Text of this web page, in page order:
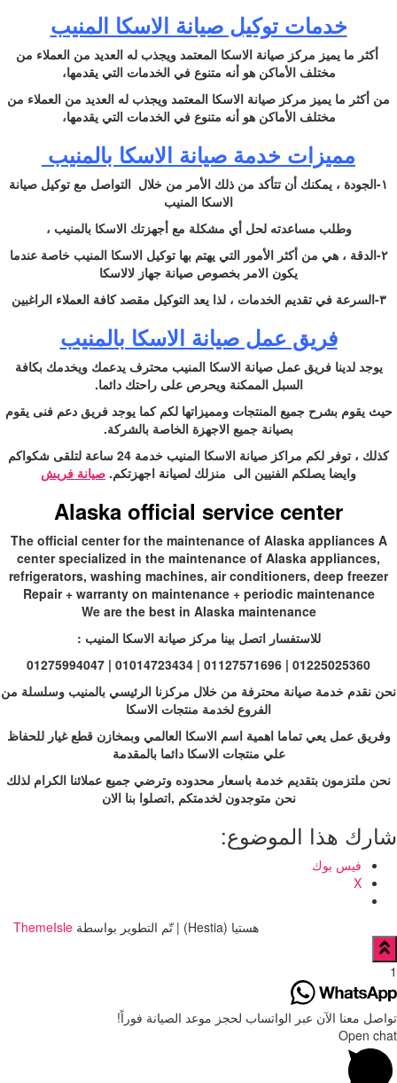
خدمات توكيل صيانة الاسكا المنيب
أكثر ما يميز مركز صيانة الاسكا المعتمد ويجذب له العديد من العملاء من
مختلف الأماكن هو أنه متنوع في الخدمات التي يقدمها،
من أكثر ما يميز مركز صيانة الاسكا المعتمد ويجذب له العديد من العملاء من
مختلف الأماكن هو أنه متنوع في الخدمات التي يقدمها،
مميزات خدمة صيانة الاسكا بالمنيب
١-الجودة ، يمكنك أن تتأكد من ذلك الأمر من خلال التواصل مع توكيل صيانة
الاسكا المنيب
وطلب مساعدته لحل أي مشكلة مع أجهزتك الاسكا بالمنيب ،
٢-الدقة ، هي من أكثر الأمور التي يهتم بها توكيل الاسكا المنيب خاصة عندما
يكون الامر بخصوص صيانة جهاز لالاسكا
٣-السرعة في تقديم الخدمات ، لذا يعد التوكيل مقصد كافة العملاء الراغبين
فريق عمل صيانة الاسكا بالمنيب
يوجد لدينا فريق عمل صيانة الاسكا المنيب محترف يدعمك ويخدمك بكافة
السبل الممكنة ويحرص على راحتك دائما.
حيث يقوم بشرح جميع المنتجات ومميزاتها لكم كما يوجد فريق دعم فنى يقوم
بصيانة جميع الاجهزة الخاصة بالشركة.
كذلك ، توفر لكم مراكز صيانة الاسكا المنيب خدمة 24 ساعة لتلقى شكواكم
وايضا يصلكم الفنيين الى منزلك لصيانة اجهزتكم. صيانة فريش
Alaska official service center
The official center for the maintenance of Alaska appliances A
center specialized in the maintenance of Alaska appliances,
refrigerators, washing machines, air conditioners, deep freezer
Repair + warranty on maintenance + periodic maintenance
We are the best in Alaska maintenance
للاستفسار اتصل بينا مركز صيانة الاسكا المنيب :
01225025360 | 01127571696 | 01014723434 | 01275994047
نحن نقدم خدمة صيانة محترفة من خلال مركزنا الرئيسي بالمنيب وسلسلة من
الفروع لخدمة منتجات الاسكا
وفريق عمل يعي تماما اهمية اسم الاسكا العالمي وبمخازن قطع غيار للحفاظ
علي منتجات الاسكا دائما بالمقدمة
نحن ملتزمون بتقديم خدمة باسعار محدوده وترضي جميع عملائنا الكرام لذلك
نحن متوجدون لخدمتكم ,اتصلوا بنا الان
شارك هذا الموضوع:
فيس بوك
X
هستيا (Hestia) | تّم التطوير بواسطة ThemeIsle
1
تواصل معنا الآن عبر الواتساب لحجز موعد الصيانة فوراً!
Open chat